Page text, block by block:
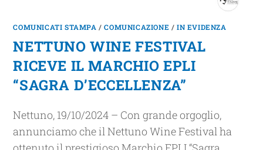
COMUNICATI STAMPA /COMUNICAZIONE /IN EVIDENZA
NETTUNO WINE FESTIVAL
RICEVE IL MARCHIO EPLI
“SAGRA D’ECCELLENZA”
Nettuno, 19/10/2024 – Con grande orgoglio,
annunciamo che il Nettuno Wine Festival ha